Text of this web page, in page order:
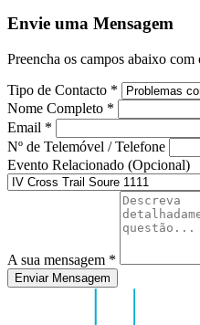
Envie uma Mensagem
Preencha os campos abaixo
Tipo de Contacto *
Nome Completo *
Email *
Nº de Telemóvel / Telefone
Evento Relacionado (Opcional)
A sua mensagem *
Enviar Mensagem